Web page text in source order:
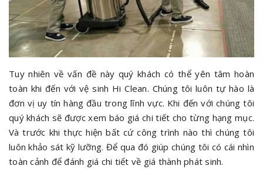
Tuy nhiên về vấn đề này quý khách có thể yên tâm hoàn
toàn khi đến với vệ sinh Hi Clean. Chúng tôi luôn tự hào là
đơn vị uy tín hàng đầu trong lĩnh vực. Khi đến với chúng tôi
quý khách sẽ được xem báo giá chi tiết cho từng hạng mục.
Và trước khi thực hiện bất cứ công trình nào thì chúng tôi
luôn khảo sát kỹ lưỡng. Để qua đó giúp chúng tôi có cái nhìn
toàn cảnh để đánh giá chi tiết về giá thành phát sinh.